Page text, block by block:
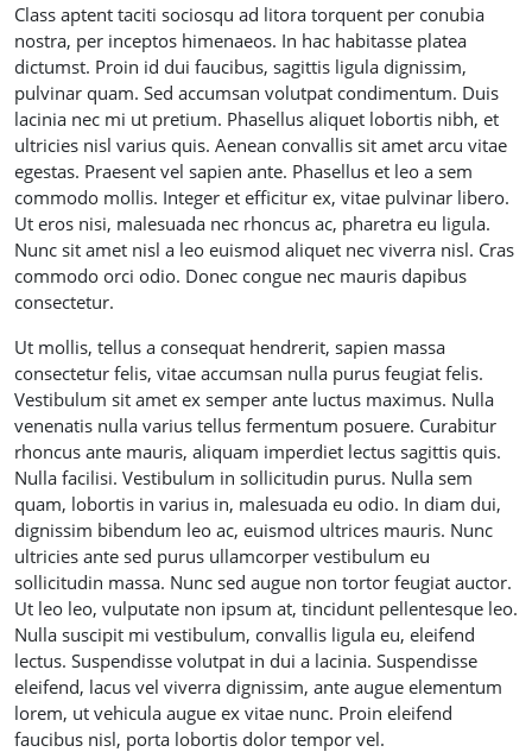
Class aptent taciti sociosqu ad litora torquent per conubia
nostra, per inceptos himenaeos. In hac habitasse platea
dictumst. Proin id dui faucibus, sagittis ligula dignissim,
pulvinar quam. Sed accumsan volutpat condimentum. Duis
lacinia nec mi ut pretium. Phasellus aliquet lobortis nibh, et
ultricies nisl varius quis. Aenean convallis sit amet arcu vitae
egestas. Praesent vel sapien ante. Phasellus et leo a sem
commodo mollis. Integer et efficitur ex, vitae pulvinar libero.
Ut eros nisi, malesuada nec rhoncus ac, pharetra eu ligula.
Nunc sit amet nisl a leo euismod aliquet nec viverra nisl. Cras
commodo orci odio. Donec congue nec mauris dapibus
consectetur.
Ut mollis, tellus a consequat hendrerit, sapien massa
consectetur felis, vitae accumsan nulla purus feugiat felis.
Vestibulum sit amet ex semper ante luctus maximus. Nulla
venenatis nulla varius tellus fermentum posuere. Curabitur
rhoncus ante mauris, aliquam imperdiet lectus sagittis quis.
Nulla facilisi. Vestibulum in sollicitudin purus. Nulla sem
quam, lobortis in varius in, malesuada eu odio. In diam dui,
dignissim bibendum leo ac, euismod ultrices mauris. Nunc
ultricies ante sed purus ullamcorper vestibulum eu
sollicitudin massa. Nunc sed augue non tortor feugiat auctor.
Ut leo leo, vulputate non ipsum at, tincidunt pellentesque leo.
Nulla suscipit mi vestibulum, convallis ligula eu, eleifend
lectus. Suspendisse volutpat in dui a lacinia. Suspendisse
eleifend, lacus vel viverra dignissim, ante augue elementum
lorem, ut vehicula augue ex vitae nunc. Proin eleifend
faucibus nisl, porta lobortis dolor tempor vel.